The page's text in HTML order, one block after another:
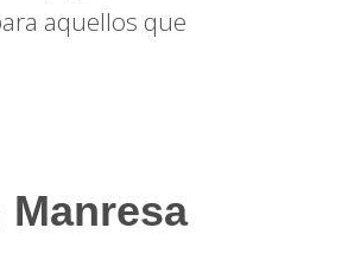
aquellos que